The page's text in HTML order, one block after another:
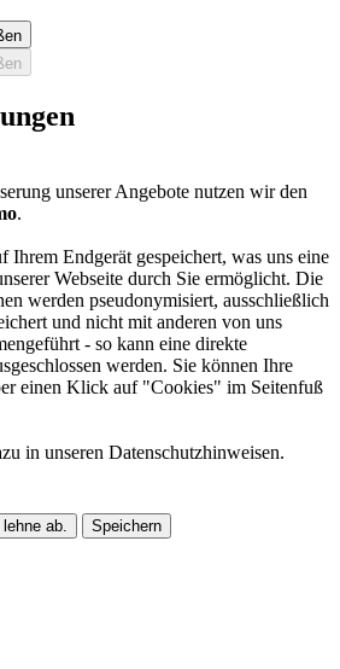
unserer Angebote nutzen wir den
.
Ihrem Endgerät gespeichert, was uns eine
Webseite durch Sie ermöglicht. Die
werden pseudonymisiert, ausschließlich
und nicht mit anderen von uns
- so kann eine direkte
werden. Sie können Ihre
einen Klick auf "Cookies" im Seitenfuß
in unseren Datenschutzhinweisen.
lehne ab.
Speichern